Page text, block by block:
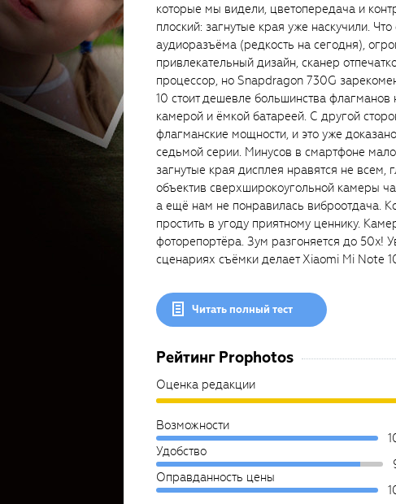
которые мы видели, цветопередача и
плоский: загнутые края уже наскучили.
аудиоразъёма (редкость на сегодня),
привлекательный дизайн, сканер
процессор, но Snapdragon 730G
10 стоит дешевле большинства
камерой и ёмкой батареей. С другой
флагманские мощности, и это уже
седьмой серии. Минусов в смартфоне
загнутые края дисплея нравятся не всем,
объектив сверхширокоугольной камеры
а ещё нам не понравилась виброотдача.
простить в угоду приятному ценнику.
фоторепортёра. Зум разгоняется до 50x!
сценариях съёмки делает Xiaomi Mi Note
Читать полный тест
Рейтинг Prophotos
Оценка редакции
Возможности
Удобство
Оправданность цены